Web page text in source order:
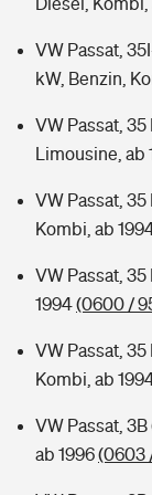
VW Passat,
kW, Benzin,
VW Passat, 35
Limousine, ab
VW Passat, 35
Kombi, ab
VW Passat, 35
1994(0600 /
VW Passat, 35
Kombi, ab
VW Passat,
ab 1996(0603